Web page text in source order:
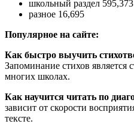
школьный раздел 595,373
разное 16,695
Популярное на сайте:
Как быстро выучить
Запоминание стихов является
многих школах.
Как научится читать по
зависит от скорости
тексте.